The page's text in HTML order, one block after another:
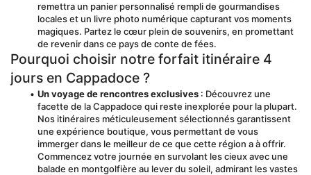
remettra un panier personnalisé rempli de gourmandises
locales et un livre photo numérique capturant vos moments
magiques. Partez le cœur plein de souvenirs, en promettant
de revenir dans ce pays de conte de fées.
Pourquoi choisir notre forfait itinéraire 4
jours en Cappadoce ?
Un voyage de rencontres exclusives : Découvrez une
facette de la Cappadoce qui reste inexplorée pour la plupart.
Nos itinéraires méticuleusement sélectionnés garantissent
une expérience boutique, vous permettant de vous
immerger dans le meilleur de ce que cette région a à offrir.
Commencez votre journée en survolant les cieux avec une
balade en montgolfière au lever du soleil, admirant les vastes